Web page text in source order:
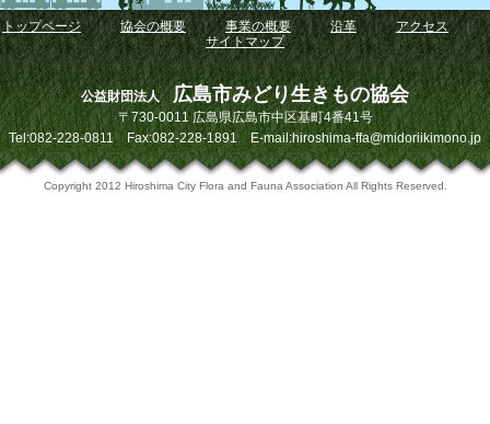
トップページ｜ 協会の概要｜ 事業の概要 ｜沿革 ｜アクセス｜
サイトマップ
公益財団法人広島市みどり生きもの協会
〒730-0011 広島県広島市中区基町4番41号
Tel:082-228-0811 Fax:082-228-1891 E-mail:hiroshima-ffa@midoriikimono.jp
Copyright 2012 Hiroshima City Flora and Fauna Association All Rights Reserved.